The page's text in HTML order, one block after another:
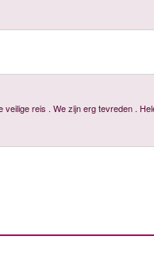
reis . We zijn erg tevreden .